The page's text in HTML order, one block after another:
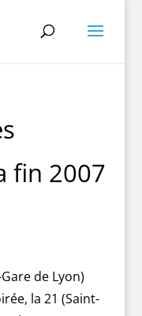
fin 2007
de Lyon)
la 21 (Saint-